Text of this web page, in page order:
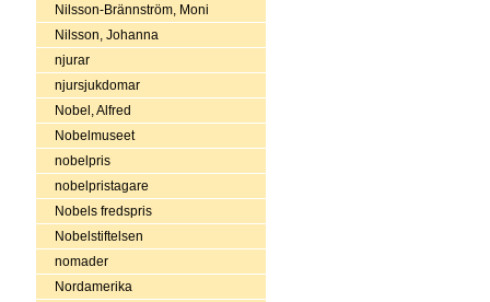
Nilsson-Brännström, Moni
Nilsson, Johanna
njurar
njursjukdomar
Nobel, Alfred
Nobelmuseet
nobelpris
nobelpristagare
Nobels fredspris
Nobelstiftelsen
nomader
Nordamerika